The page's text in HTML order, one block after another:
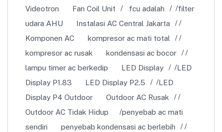
Videotron
Fan Coil Unit fcu adalah
filter
udara AHU
Instalasi AC Central Jakarta
Komponen AC
kompresor ac mati total
kompresor ac rusak
kondensasi ac bocor
lampu timer ac berkedip
LED Display
LED
Display P1.83
LED Display P2.5
LED
Display P4 Outdoor
Outdoor AC Rusak
Outdoor AC Tidak Hidup
penyebab ac mati
sendiri
penyebab kondensasi ac berlebih